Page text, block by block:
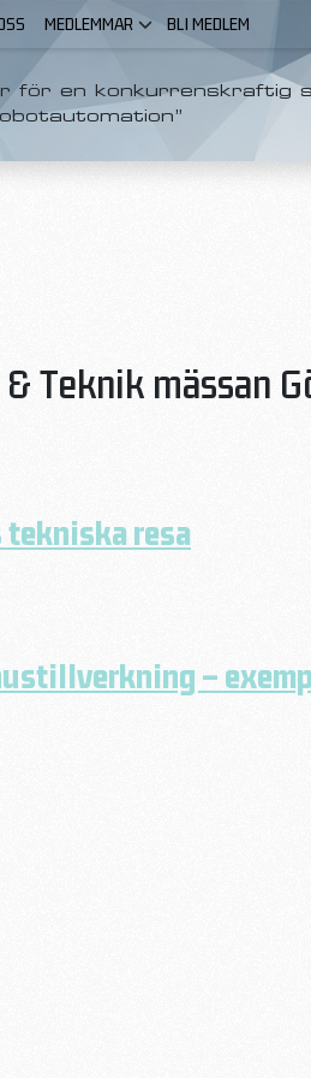
MEDLEMMAR BLI MEDLEM
för en konkurrenskraftig
Teknik mässan
tekniska resa
–